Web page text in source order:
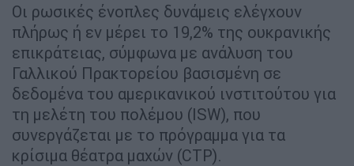
Οι ρωσικές ένοπλες δυνάμεις ελέγχουν
πλήρως ή εν μέρει το 19,2% της ουκρανικής
επικράτειας, σύμφωνα με ανάλυση του
Γαλλικού Πρακτορείου βασισμένη σε
δεδομένα του αμερικανικού ινστιτούτου για
τη μελέτη του πολέμου (ISW), που
συνεργάζεται με το πρόγραμμα για τα
κρίσιμα θέατρα μαχών (CTP).